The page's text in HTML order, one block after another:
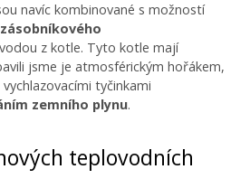
navíc kombinované s možností
z kotle. Tyto kotle mají
jsme je atmosférickým hořákem,
tyčinkami
zemního plynu.
teplovodních